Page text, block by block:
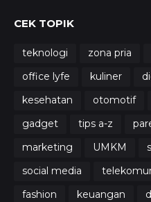
CEK TOPIK
teknologi zona pria
office lyfe
kuliner
kesehatan
otomotif
gadget
tips a-z
marketing
UMKM
social media
fashion
keuangan